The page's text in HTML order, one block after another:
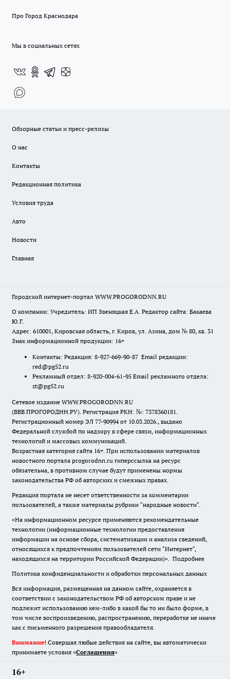
Про Город Краснодара
Мы в социальных сетях
Обзорные статьи и пресс-релизы
О нас
Контакты
Редакционная политика
Условия труда
Авто
Новости
Главная
Городской интернет-портал WWW.PROGORODNN.RU
О компании: Учредитель: ИП Звеняцкая Е.А. Редактор сайта: Бакаева
Ю.Г.
Адрес: 610001, Кировская область, г. Киров, ул. Азина, дом № 80, кв. 31
Знак информационной продукции: 16+
Контакты: Редакция: 8-927-669-90-87 Email редакции:
red@pg52.ru
Рекламный отдел: 8-920-004-61-95 Email рекламного отдела:
st@pg52.ru
Сетевое издание WWW.PROGORODNN.RU
(ВВВ.ПРОГОРОДНН.РУ). Регистрация РКН: №: 7378360181.
Регистрационный номер ЭЛ 77-90994 от 10.03.2026., выдано
Федеральной службой по надзору в сфере связи, информационных
технологий и массовых коммуникаций.
Возрастная категория сайта 16+. При использовании материалов
новостного портала progorodnn.ru гиперссылка на ресурс
обязательна, в противном случае будут применены нормы
законодательства РФ об авторских и смежных правах.
Редакция портала не несет ответственности за комментарии
пользователей, а также материалы рубрики "народные новости".
«На информационном ресурсе применяются рекомендательные
технологии (информационные технологии предоставления
информации на основе сбора, систематизации и анализа сведений,
относящихся к предпочтениям пользователей сети "Интернет",
находящихся на территории Российской Федерации)». Подробнее
Политика конфиденциальности и обработки персональных данных
Вся информация, размещенная на данном сайте, охраняется в
соответствии с законодательством РФ об авторском праве и не
подлежит использованию кем-либо в какой бы то ни было форме, в
том числе воспроизведению, распространению, переработке не иначе
как с письменного разрешения правообладателя.
Внимание! Совершая любые действия на сайте, вы автоматически
принимаете условия «Cоглашения»
16+